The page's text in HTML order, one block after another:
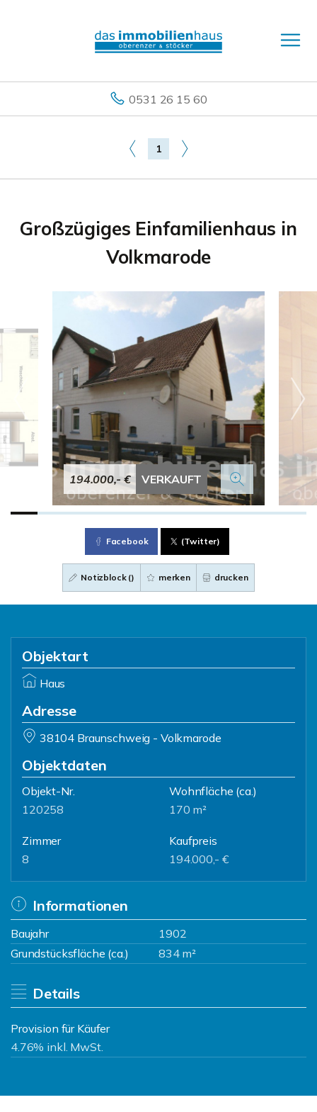
0531 26 15 60
1
Großzügiges Einfamilienhaus in
Volkmarode
194.000,- € VERKAUFT
Facebook (Twitter)
Notizblock () merken drucken
Objektart
Haus
Adresse
38104 Braunschweig - Volkmarode
Objektdaten
Objekt-Nr.
120258
Wohnfläche (ca.)
170 m²
Zimmer
8
Kaufpreis
194.000,- €
Informationen
Baujahr
1902
Grundstücksfläche (ca.)
834 m²
Details
Provision für Käufer
4.76% inkl. MwSt.